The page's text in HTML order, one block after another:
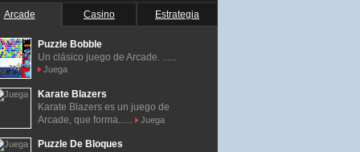
Arcade Casino Estrategia
Puzzle Bobble
Un clásico juego de Arcade. ......
Juega
Karate Blazers
Karate Blazers es un juego de
Arcade, que forma......
Juega
Puzzle De Bloques